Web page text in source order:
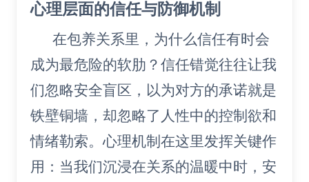
心理层面的信任与防御机制
在包养关系里，为什么信任有时会
成为最危险的软肋？信任错觉往往让我
们忽略安全盲区，以为对方的承诺就是
铁壁铜墙，却忽略了人性中的控制欲和
情绪勒索。心理机制在这里发挥关键作
用：当我们沉浸在关系的温暖中时，安